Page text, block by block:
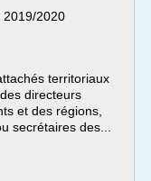
2019/2020
territoriaux
directeurs
et des régions,
secrétaires des...